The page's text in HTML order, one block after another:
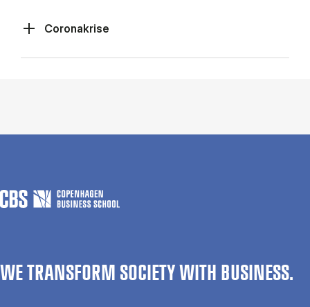
Coronakrise
WE TRANSFORM SOCIETY WITH BUSINESS.